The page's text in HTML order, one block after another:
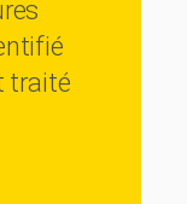
traité